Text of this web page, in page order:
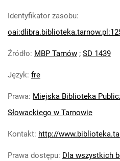
Identyfikator zasobu:
Źródło: MBP Tarnów ; SD 1439
Język: fre
Prawa: Miejska Biblioteka
Słowackiego w Tarnowie
Kontakt: http://
Prawa dostępu: Dla wszystkich